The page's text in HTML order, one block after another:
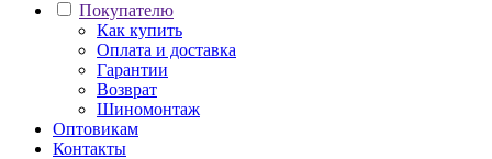
Покупателю
Как купить
Оплата и доставка
Гарантии
Возврат
Шиномонтаж
Оптовикам
Контакты